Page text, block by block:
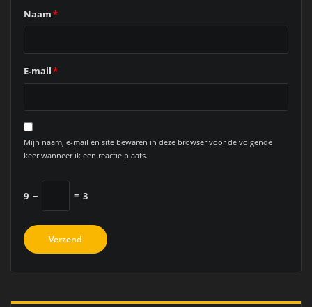
Naam*
E-mail*
Mijn naam, e-mail en site bewaren in deze browser voor de volgende
keer wanneer ik een reactie plaats.
9 − = 3